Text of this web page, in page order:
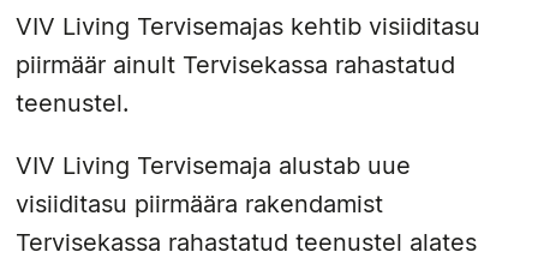
VIV Living Tervisemajas kehtib visiiditasu
piirmäär ainult Tervisekassa rahastatud
teenustel.
VIV Living Tervisemaja alustab uue
visiiditasu piirmäära rakendamist
Tervisekassa rahastatud teenustel alates